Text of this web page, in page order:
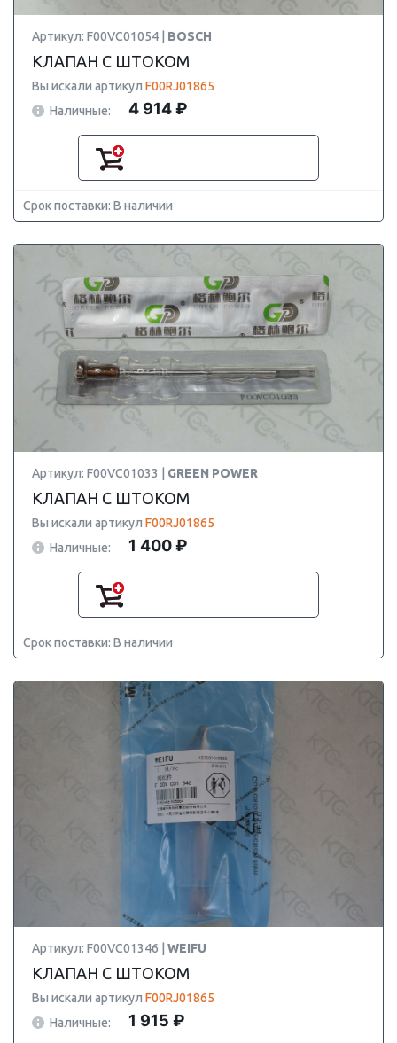
Артикул: F00VC01054 | BOSCH
КЛАПАН С ШТОКОМ
Вы искали артикул F00RJ01865
Наличные:
4 914 ₽
Срок поставки: В наличии
Артикул: F00VC01033 | GREEN POWER
КЛАПАН С ШТОКОМ
Вы искали артикул F00RJ01865
Наличные:
1 400 ₽
Срок поставки: В наличии
Артикул: F00VC01346 | WEIFU
КЛАПАН С ШТОКОМ
Вы искали артикул F00RJ01865
Наличные:
1 915 ₽